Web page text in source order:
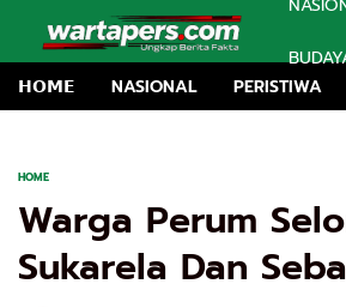
𝗛𝗢𝗠𝗘
NASIONAL PERISTIWA
HOME
Warga Perum
Sukarela Dan